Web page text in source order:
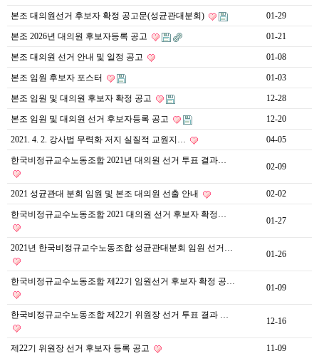
본조 대의원선거 후보자 확정 공고문(성균관대분회) 01-29
본조 2026년 대의원 후보자등록 공고 01-21
본조 대의원 선거 안내 및 일정 공고 01-08
본조 임원 후보자 포스터 01-03
본조 임원 및 대의원 후보자 확정 공고 12-28
본조 임원 및 대의원 선거 후보자등록 공고 12-20
2021. 4. 2. 강사법 무력화 저지 실질적 교원지… 04-05
한국비정규교수노동조합 2021년 대의원 선거 투표 결과…
02-09
2021 성균관대 분회 임원 및 본조 대의원 선출 안내 02-02
한국비정규교수노동조합 2021 대의원 선거 후보자 확정…
01-27
2021년 한국비정규교수노동조합 성균관대분회 임원 선거…
01-26
한국비정규교수노동조합 제22기 임원선거 후보자 확정 공…
01-09
한국비정규교수노동조합 제22기 위원장 선거 투표 결과 …
12-16
제22기 위원장 선거 후보자 등록 공고 11-09